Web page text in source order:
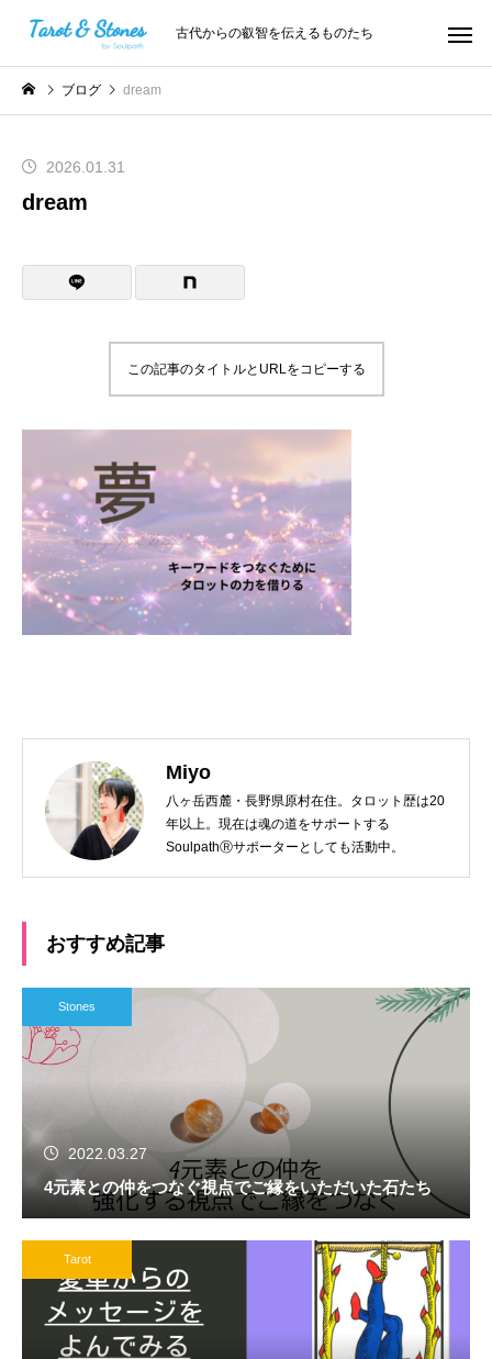
古代からの叡智を伝えるものたち
ブログ dream
2026.01.31
dream
この記事のタイトルとURLをコピーする
Miyo
八ヶ岳西麓・長野県原村在住。タロット歴は20
年以上。現在は魂の道をサポートする
SoulpathⓇサポーターとしても活動中。
おすすめ記事
Stones
2022.03.27
4元素との仲をつなぐ視点でご縁をいただいた石たち
Tarot